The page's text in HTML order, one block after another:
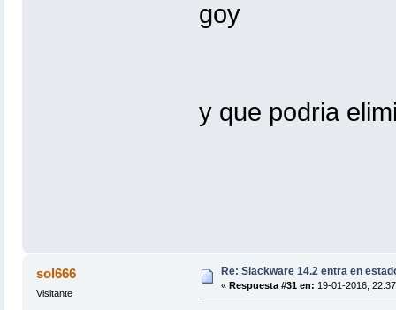
goy
y que podria
sol666
Visitante
Re: Slackware 14.2 entra en
« Respuesta #31 en: 19-01-2016,